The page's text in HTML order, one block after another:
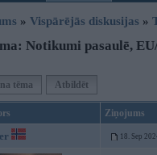
» Vispārējās diskusijas »
Notikumi pasaulē,
tēma Atbildēt
Ziņojums
18. Sep